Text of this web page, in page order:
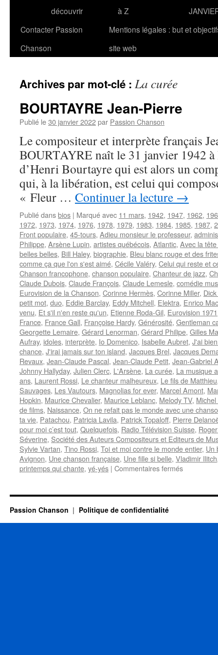
découvrir
à Z
Contacter Passion
Chanson
Mentions légales : but et
site web
Archives par mot-clé : La curée
BOURTAYRE Jean-Pierre
Publié le30 janvier 2022par Passion Chanson
Le compositeur et interprète français
BOURTAYRE naît le 31 janvier 1942
d’Henri Bourtayre qui est alors un
qui, à la libération, est celui qui
« Fleur … Continuer la lecture →
Publié dansbios | Marqué avec 11 mars, 1942, 1947, 1962,
1972, 1973, 1974, 1976, 1978, 1979, 1983, 1984, 1985, 1987,
Front populaire, 45-tours, Adieu monsieur le professeur,
Philippe, Arsène Lupin, artistes québécois, Atlantic, Avec la
belles belles, Bill Haley, biographie, Bleu blanc rouge et des
comme ça que l'on s'est aimé, Cécile Valéry, Celui qui reste et
Chanson francophone, chanson populaire, Chanteur de jazz,
Claude Dubois, Claude François, Claude Lemesle, comédie
Eurovision de la Chanson, Corinne Hermès, Corinne Miller,
petit mot, duo, Eddie Barclay, Eddy Mitchell, Elektra, Enrico
venu, Et s'il n'en reste qu'un, Etienne Roda-Gil, Eurovision 1971
France, France Gall, Françoise Hardy, Générosité, Gentleman
Georgette Lemaire, Gérard Lenorman, Gérard Philipe, Gilles
Aufray, idoles, interprète, Io Domenico, Isabelle Aubret, J'ai
chance, J'irai jamais sur ton island, Jacques Brel, Jacques
Revaux, Jean-Claude Pascal, Jean-Claude Petit, Jean-Gabriel
Johnny Hallyday, Julien Clerc, L'Arsène, La curée, La musique
ans, Laurent Rossi, Le chanteur malheureux, Le fils de Matthieu
Sauvages, Les Vautours, Magnolias for ever, Marcel Amont,
Hopkin, Maurice Chevalier, Maurice Leblanc, Melody TV,
de films, Naissance, On ne refait pas le monde avec une
ta vie, Patachou, Patricia Lavila, Patrick Topaloff, Pierre
pour moi c’est tout, Quelquefois, Radio Télévision Suisse,
Séverine, Société des Auteurs Compositeurs et Editeurs de
Sylvie Vartan, Tino Rossi, Toi et moi contre le monde entier, Un
Avignon, Une chanson française, Une fille si belle, Vladimir Ilitch
printemps qui chante, yé-yés | Commentaires ferméssur
Pierre
Passion Chanson Politique de confidentialité